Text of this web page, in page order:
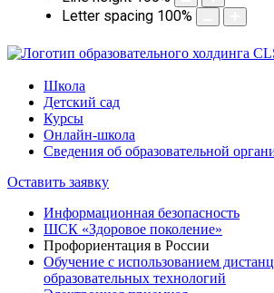
Letter spacing 100%
Школа
Детский сад
Курсы
Онлайн-школа
Сведения об образовательной
Оставить заявку
​Информационная безопасность
ШСК «Здоровое поколение»
Профориентация в России
Обучение с использованием
образовательных технологий